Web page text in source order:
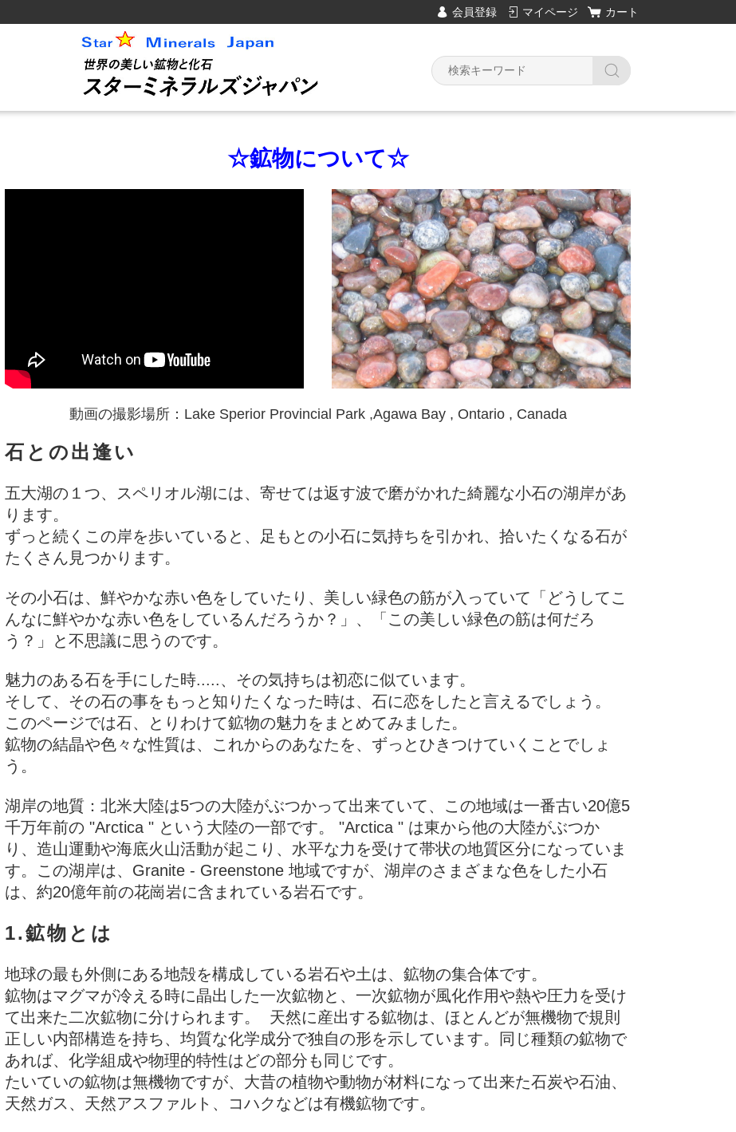
会員登録 マイページ カート
☆鉱物について☆
動画の撮影場所：Lake Sperior Provincial Park ,Agawa Bay , Ontario , Canada
石との出逢い
五大湖の１つ、スペリオル湖には、寄せては返す波で磨がかれた綺麗な小石の湖岸があ
ります。
ずっと続くこの岸を歩いていると、足もとの小石に気持ちを引かれ、拾いたくなる石が
たくさん見つかります。
その小石は、鮮やかな赤い色をしていたり、美しい緑色の筋が入っていて「どうしてこ
んなに鮮やかな赤い色をしているんだろうか？」、「この美しい緑色の筋は何だろ
う？」と不思議に思うのです。
魅力のある石を手にした時.....、その気持ちは初恋に似ています。
そして、その石の事をもっと知りたくなった時は、石に恋をしたと言えるでしょう。
このページでは石、とりわけて鉱物の魅力をまとめてみました。
鉱物の結晶や色々な性質は、これからのあなたを、ずっとひきつけていくことでしょ
う。
湖岸の地質：北米大陸は5つの大陸がぶつかって出来ていて、この地域は一番古い20億5
千万年前の "Arctica " という大陸の一部です。 "Arctica " は東から他の大陸がぶつか
り、造山運動や海底火山活動が起こり、水平な力を受けて帯状の地質区分になっていま
す。この湖岸は、Granite - Greenstone 地域ですが、湖岸のさまざまな色をした小石
は、約20億年前の花崗岩に含まれている岩石です。
1.鉱物とは
地球の最も外側にある地殻を構成している岩石や土は、鉱物の集合体です。
鉱物はマグマが冷える時に晶出した一次鉱物と、一次鉱物が風化作用や熱や圧力を受け
て出来た二次鉱物に分けられます。 天然に産出する鉱物は、ほとんどが無機物で規則
正しい内部構造を持ち、均質な化学成分で独自の形を示しています。同じ種類の鉱物で
あれば、化学組成や物理的特性はどの部分も同じです。
たいていの鉱物は無機物ですが、大昔の植物や動物が材料になって出来た石炭や石油、
天然ガス、天然アスファルト、コハクなどは有機鉱物です。